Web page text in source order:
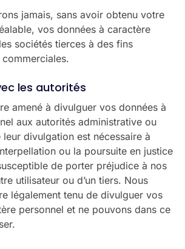
jamais, sans avoir obtenu votre
vos données à caractère
sociétés tierces à des fins
les autorités
amené à divulguer vos données à
aux autorités administrative ou
divulgation est nécessaire à
ou la poursuite en justice
de porter préjudice à nos
utilisateur ou d’un tiers. Nous
légalement tenu de divulguer vos
personnel et ne pouvons dans ce